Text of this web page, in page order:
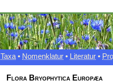
Taxa • Nomenklatur • Literatur •
Flora Bryophytica Europæa